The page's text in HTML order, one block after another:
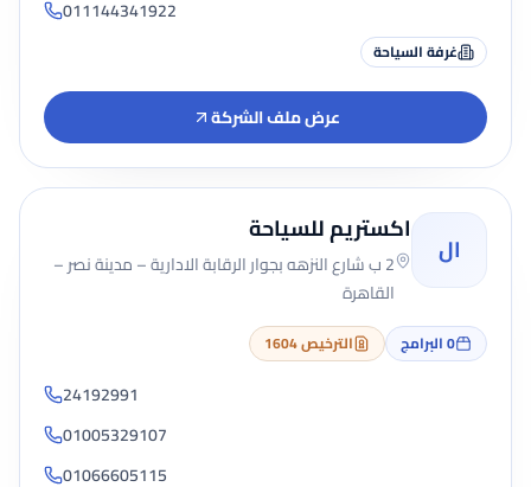
011144341922
غرفة السياحة
عرض ملف الشركة
ال
اكستريم للسياحة
2 ب شارع النزهه بجوار الرقابة الادارية – مدينة نصر –
القاهرة
0البرامج الترخيص 1604
24192991
01005329107
01066605115